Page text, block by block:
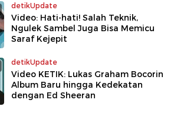
detikUpdate
Video: Hati-hati! Salah Teknik,
Ngulek Sambel Juga Bisa Memicu
Saraf Kejepit
detikUpdate
Video KETIK: Lukas Graham Bocorin
Album Baru hingga Kedekatan
dengan Ed Sheeran